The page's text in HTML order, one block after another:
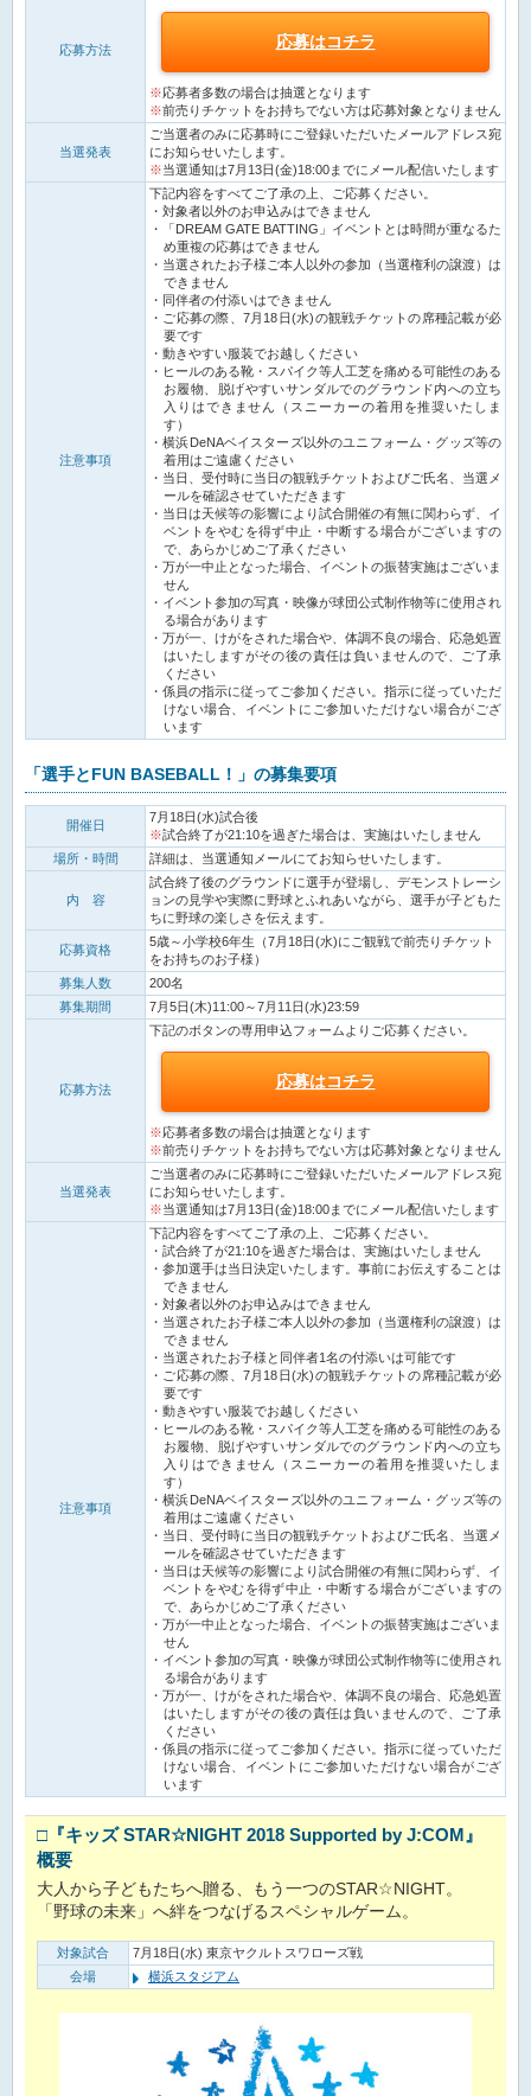
応募方法 応募はコチラ
応募者多数の場合は抽選となります
前売りチケットをお持ちでない方は応募対象となりません
当選発表
ご当選者のみに応募時にご登録いただいたメールアドレス宛
にお知らせいたします。
当選通知は7月13日(金)18:00までにメール配信いたします
注意事項
下記内容をすべてご了承の上、ご応募ください。
対象者以外のお申込みはできません
「DREAM GATE BATTING」イベントとは時間が重なるた
め重複の応募はできません
当選されたお子様ご本人以外の参加（当選権利の譲渡）は
できません
同伴者の付添いはできません
ご応募の際、7月18日(水)の観戦チケットの席種記載が必
要です
動きやすい服装でお越しください
ヒールのある靴・スパイク等人工芝を痛める可能性のある
お履物、脱げやすいサンダルでのグラウンド内への立ち
入りはできません（スニーカーの着用を推奨いたしま
す）
横浜DeNAベイスターズ以外のユニフォーム・グッズ等の
着用はご遠慮ください
当日、受付時に当日の観戦チケットおよびご氏名、当選メ
ールを確認させていただきます
当日は天候等の影響により試合開催の有無に関わらず、イ
ベントをやむを得ず中止・中断する場合がございますの
で、あらかじめご了承ください
万が一中止となった場合、イベントの振替実施はございま
せん
イベント参加の写真・映像が球団公式制作物等に使用され
る場合があります
万が一、けがをされた場合や、体調不良の場合、応急処置
はいたしますがその後の責任は負いませんので、ご了承
ください
係員の指示に従ってご参加ください。指示に従っていただ
けない場合、イベントにご参加いただけない場合がござ
います
「選手とFUN BASEBALL！」の募集要項
開催日
7月18日(水)試合後
試合終了が21:10を過ぎた場合は、実施はいたしません
場所・時間
詳細は、当選通知メールにてお知らせいたします。
内 容
試合終了後のグラウンドに選手が登場し、デモンストレーシ
ョンの見学や実際に野球とふれあいながら、選手が子どもた
ちに野球の楽しさを伝えます。
応募資格
5歳～小学校6年生（7月18日(水)にご観戦で前売りチケット
をお持ちのお子様）
募集人数
200名
募集期間
7月5日(木)11:00～7月11日(水)23:59
応募方法
下記のボタンの専用申込フォームよりご応募ください。
応募はコチラ
応募者多数の場合は抽選となります
前売りチケットをお持ちでない方は応募対象となりません
当選発表
ご当選者のみに応募時にご登録いただいたメールアドレス宛
にお知らせいたします。
当選通知は7月13日(金)18:00までにメール配信いたします
注意事項
下記内容をすべてご了承の上、ご応募ください。
試合終了が21:10を過ぎた場合は、実施はいたしません
参加選手は当日決定いたします。事前にお伝えすることは
できません
対象者以外のお申込みはできません
当選されたお子様ご本人以外の参加（当選権利の譲渡）は
できません
当選されたお子様と同伴者1名の付添いは可能です
ご応募の際、7月18日(水)の観戦チケットの席種記載が必
要です
動きやすい服装でお越しください
ヒールのある靴・スパイク等人工芝を痛める可能性のある
お履物、脱げやすいサンダルでのグラウンド内への立ち
入りはできません（スニーカーの着用を推奨いたしま
す）
横浜DeNAベイスターズ以外のユニフォーム・グッズ等の
着用はご遠慮ください
当日、受付時に当日の観戦チケットおよびご氏名、当選メ
ールを確認させていただきます
当日は天候等の影響により試合開催の有無に関わらず、イ
ベントをやむを得ず中止・中断する場合がございますの
で、あらかじめご了承ください
万が一中止となった場合、イベントの振替実施はございま
せん
イベント参加の写真・映像が球団公式制作物等に使用され
る場合があります
万が一、けがをされた場合や、体調不良の場合、応急処置
はいたしますがその後の責任は負いませんので、ご了承
ください
係員の指示に従ってご参加ください。指示に従っていただ
けない場合、イベントにご参加いただけない場合がござ
います
□ 『キッズ STAR☆NIGHT 2018 Supported by J:COM』
概要
大人から子どもたちへ贈る、もう一つのSTAR☆NIGHT。
「野球の未来」へ絆をつなげるスペシャルゲーム。
対象試合
7月18日(水) 東京ヤクルトスワローズ戦
会場
横浜スタジアム